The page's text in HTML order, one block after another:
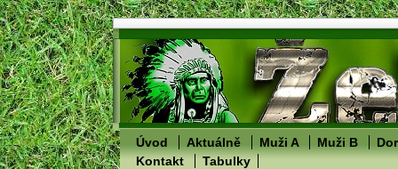
Úvod Aktuálně Muži A Muži B
Kontakt
Tabulky